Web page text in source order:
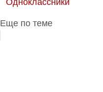
Еще по теме